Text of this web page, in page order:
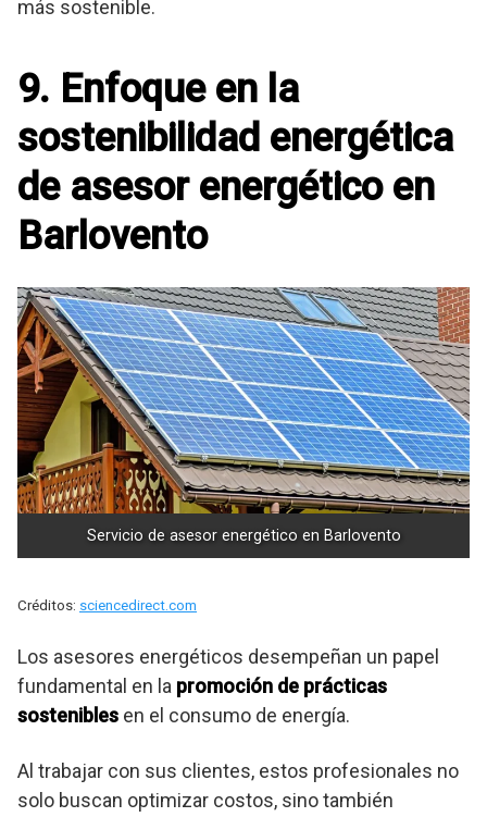
más sostenible.
9. Enfoque en la
sostenibilidad energética
de asesor energético en
Barlovento
Servicio de asesor energético en Barlovento
Créditos: sciencedirect.com
Los asesores energéticos desempeñan un papel
fundamental en la promoción de prácticas
sostenibles en el consumo de energía.
Al trabajar con sus clientes, estos profesionales no
solo buscan optimizar costos, sino también